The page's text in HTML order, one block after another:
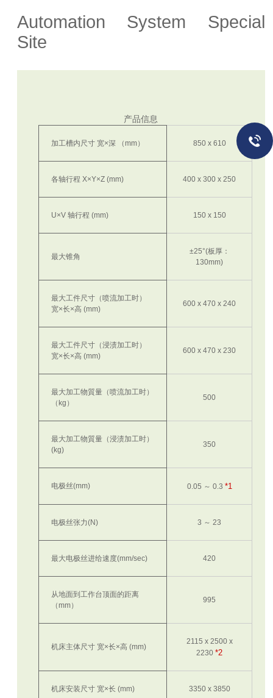
Automation System Special
Site
产品信息
加工槽内尺寸 宽×深 （mm） 850 x 610
各轴行程 X×Y×Z (mm) 400 x 300 x 250
U×V 轴行程 (mm) 150 x 150
最大锥角
±25°(板厚：
130mm)
最大工件尺寸（喷流加工时）
宽×长×高 (mm)
600 x 470 x 240
最大工件尺寸（浸渍加工时）
宽×长×高 (mm)
600 x 470 x 230
最大加工物質量（喷流加工时）
（kg）
500
最大加工物質量（浸渍加工时）
(kg)
350
电极丝(mm) 0.05 ～ 0.3 *1
电极丝张力(N) 3 ～ 23
最大电极丝进给速度(mm/sec) 420
从地面到工作台顶面的距离
（mm）
995
机床主体尺寸 宽×长×高 (mm)
2115 x 2500 x
2230*2
机床安装尺寸 宽×长 (mm) 3350 x 3850